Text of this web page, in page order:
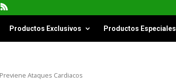
Productos Exclusivos Productos Especiales
Ataques Cardiacos